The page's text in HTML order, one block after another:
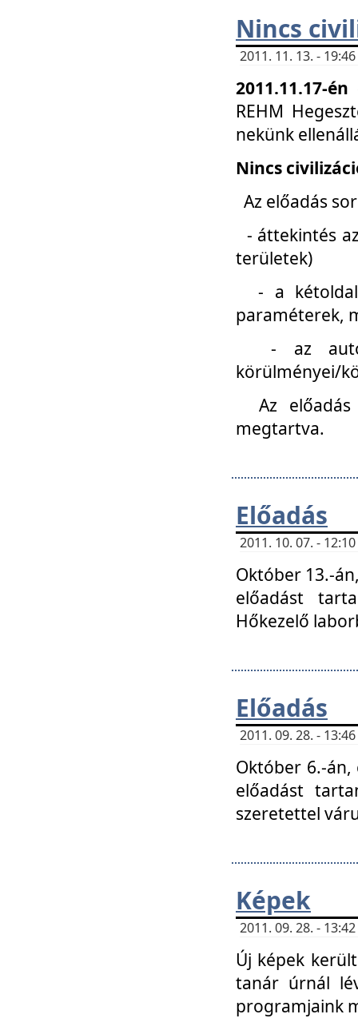
Nincs
2011. 11. 13. -
2011.11.17-
REHM
nekünk
Nincs
Az előadás
- áttekintés
területek)
- a kétoldali
paraméterek,
- az
körülményei/
Az
megtartva.
Előadás
2011. 10. 07. -
Október 13.-
előadást
Hőkezelő
Előadás
2011. 09. 28. -
Október 6.-
előadást
szeretettel
Képek
2011. 09. 28. -
Új képek
tanár úrnál
programjaink